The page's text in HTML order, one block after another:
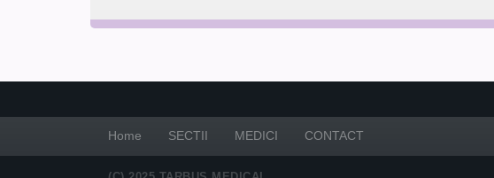
Home SECTII MEDICI CONTACT